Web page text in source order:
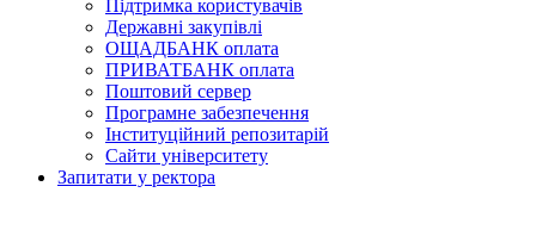
Підтримка користувачів
Державні закупівлі
ОЩАДБАНК оплата
ПРИВАТБАНК оплата
Поштовий сервер
Програмне забезпечення
Інституційний репозитарій
Сайти університету
Запитати у ректора